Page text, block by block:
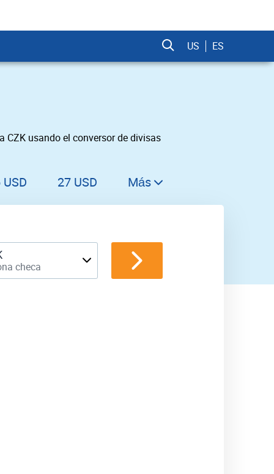
US ES
CZK usando el conversor de divisas
27 USD
29 USD
30 USD
31 USD
Más
checa